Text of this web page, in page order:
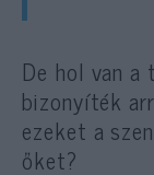
De hol van
bizonyíték
ezeket a
őket?